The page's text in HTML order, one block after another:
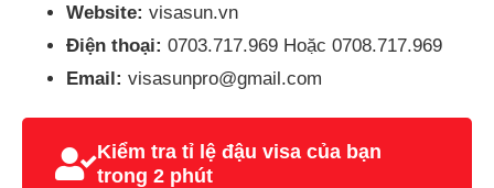
Website: visasun.vn
Điện thoại: 0703.717.969 Hoặc 0708.717.969
Email: visasunpro@gmail.com
Kiểm tra tỉ lệ đậu visa của bạn
trong 2 phút